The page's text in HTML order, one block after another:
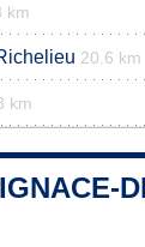
km
20.6 km
km